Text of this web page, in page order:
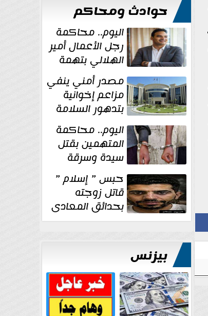
حوادث ومحاكم
اليوم.. محاكمة
رجل الأعمال أمير
الهلالي بتهمة
غسل الأموال
مصدر أمني ينفي
مزاعم إخوانية
بتدهور السلامة
الإنشائية لأحد
مراكز الإصلاح والتأهيل
اليوم.. محاكمة
المتهمين بقتل
سيدة وسرقة
ذهبها في بولاق
الدكرور حبس ” إسلام ”
قاتل زوجته
بحدائق المعادى
١٥ يوم أخرى
بيزنس